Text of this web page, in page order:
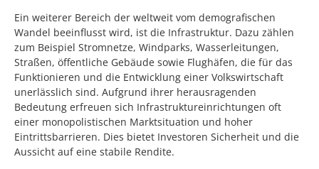
Ein weiterer Bereich der weltweit vom demografischen
Wandel beeinflusst wird, ist die Infrastruktur. Dazu zählen
zum Beispiel Stromnetze, Windparks, Wasserleitungen,
Straßen, öffentliche Gebäude sowie Flughäfen, die für das
Funktionieren und die Entwicklung einer Volkswirtschaft
unerlässlich sind. Aufgrund ihrer herausragenden
Bedeutung erfreuen sich Infrastruktureinrichtungen oft
einer monopolistischen Marktsituation und hoher
Eintrittsbarrieren. Dies bietet Investoren Sicherheit und die
Aussicht auf eine stabile Rendite.